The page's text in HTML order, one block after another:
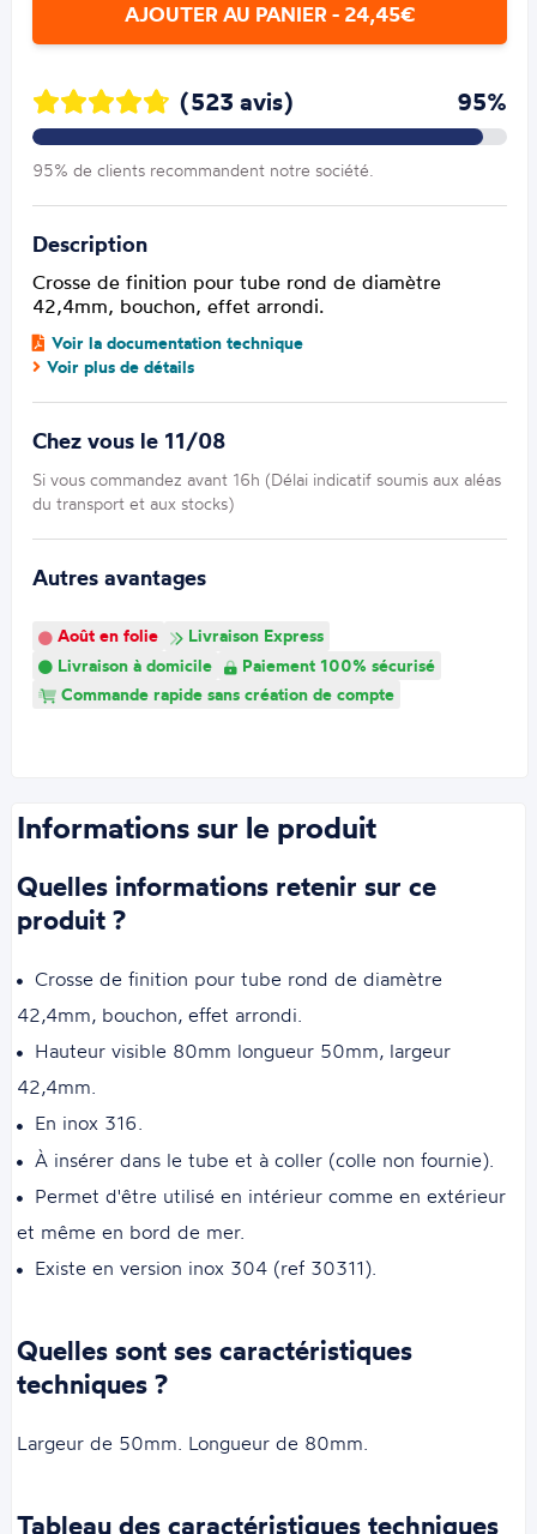
AJOUTER AU PANIER - 24,45€
(523 avis) 95%
95% de clients recommandent notre société.
Description
Crosse de finition pour tube rond de diamètre
42,4mm, bouchon, effet arrondi.
Voir la documentation technique
Voir plus de détails
Chez vous le 11/08
Si vous commandez avant 16h (Délai indicatif soumis aux aléas
du transport et aux stocks)
Autres avantages
Août en folie
Livraison Express
Livraison à domicile
Paiement 100% sécurisé
Commande rapide sans création de compte
Informations sur le produit
Quelles informations retenir sur ce
produit ?
Crosse de finition pour tube rond de diamètre
42,4mm, bouchon, effet arrondi.
Hauteur visible 80mm longueur 50mm, largeur
42,4mm.
En inox 316.
À insérer dans le tube et à coller (colle non fournie).
Permet d'être utilisé en intérieur comme en extérieur
et même en bord de mer.
Existe en version inox 304 (ref 30311).
Quelles sont ses caractéristiques
techniques ?
Largeur de 50mm. Longueur de 80mm.
Tableau des caractéristiques techniques